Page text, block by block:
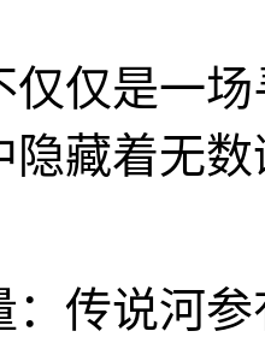
仅仅是一
隐藏着无
：传说河